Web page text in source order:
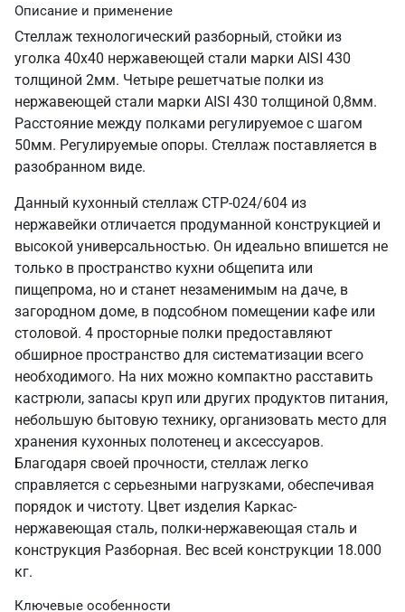
Описание и применение
Стеллаж технологический разборный, стойки из
уголка 40х40 нержавеющей стали марки AISI 430
толщиной 2мм. Четыре решетчатые полки из
нержавеющей стали марки AISI 430 толщиной 0,8мм.
Расстояние между полками регулируемое с шагом
50мм. Регулируемые опоры. Стеллаж поставляется в
разобранном виде.
Данный кухонный стеллаж СТР-024/604 из
нержавейки отличается продуманной конструкцией и
высокой универсальностью. Он идеально впишется не
только в пространство кухни общепита или
пищепрома, но и станет незаменимым на даче, в
загородном доме, в подсобном помещении кафе или
столовой. 4 просторные полки предоставляют
обширное пространство для систематизации всего
необходимого. На них можно компактно расставить
кастрюли, запасы круп или других продуктов питания,
небольшую бытовую технику, организовать место для
хранения кухонных полотенец и аксессуаров.
Благодаря своей прочности, стеллаж легко
справляется с серьезными нагрузками, обеспечивая
порядок и чистоту. Цвет изделия Каркас-
нержавеющая сталь, полки-нержавеющая сталь и
конструкция Разборная. Вес всей конструкции 18.000
кг.
Ключевые особенности